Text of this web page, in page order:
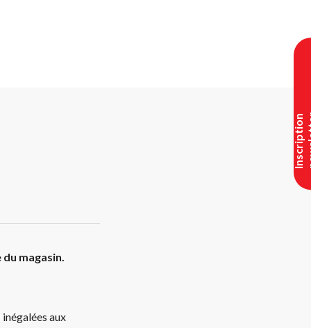
I
n
s
c
r
i
p
t
i
o
n
n
e
w
s
l
e
t
t
e
magasin.
aux